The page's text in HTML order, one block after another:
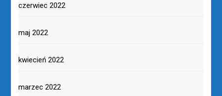
czerwiec 2022
maj 2022
kwiecień 2022
marzec 2022